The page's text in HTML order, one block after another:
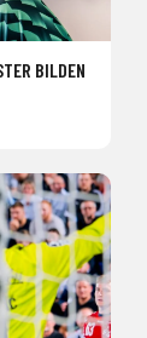
BILDEN